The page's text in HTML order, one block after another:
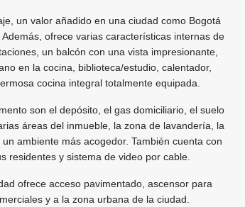
un valor añadido en una ciudad como Bogotá
ofrece varias características internas de
un balcón con una vista impresionante,
en la cocina, biblioteca/estudio, calentador,
cocina integral totalmente equipada.
son el depósito, el gas domiciliario, el suelo
áreas del inmueble, la zona de lavandería, la
ambiente más acogedor. También cuenta con
residentes y sistema de video por cable.
ofrece acceso pavimentado, ascensor para
y a la zona urbana de la ciudad.